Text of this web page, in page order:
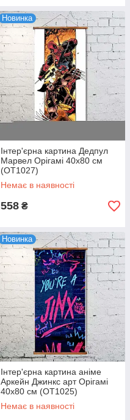
Новинка
Інтер'єрна картина Дедпул
Марвел Орігамі 40x80 см
(OT1027)
Немає в наявності
558 ₴
Новинка
Інтер'єрна картина аніме
Аркейн Джинкс арт Орігамі
40x80 см (OT1025)
Немає в наявності